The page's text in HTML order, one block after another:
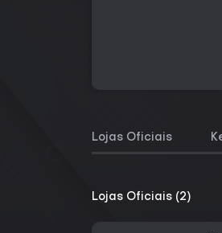
Lojas Oficiais
Lojas Oficiais (2)